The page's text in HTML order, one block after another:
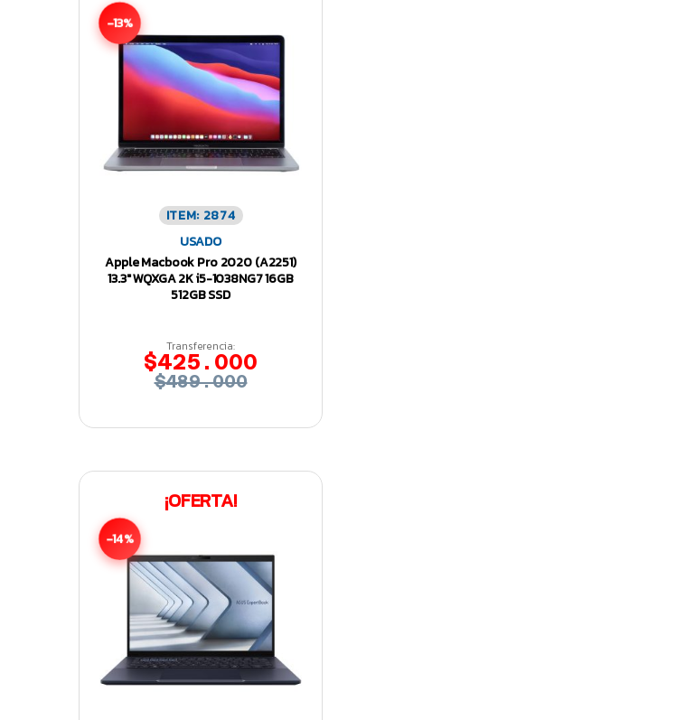
-13%
ITEM: 2874
USADO
Apple Macbook Pro 2020 (A2251)
13.3″ WQXGA 2K i5-1038NG7 16GB
512GB SSD
Transferencia:
$425.000
$489.000
¡OFERTA!
-14%